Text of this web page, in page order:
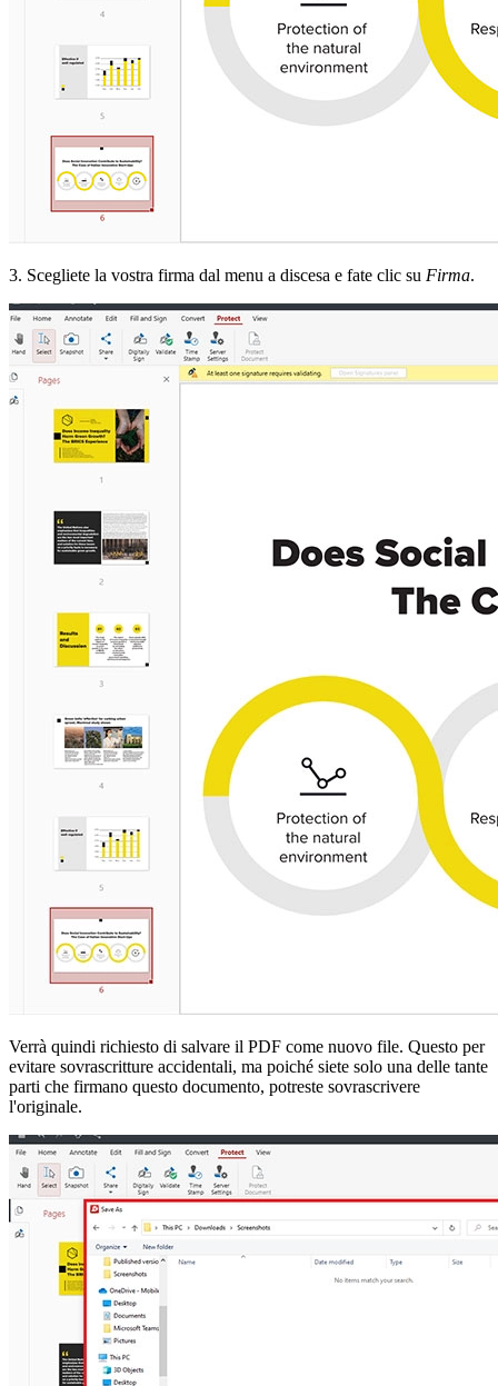
3. Scegliete la vostra firma dal menu a discesa e fate clic su Firma.
Verrà quindi richiesto di salvare il PDF come nuovo file. Questo per
evitare sovrascritture accidentali, ma poiché siete solo una delle tante
parti che firmano questo documento, potreste sovrascrivere
l'originale.